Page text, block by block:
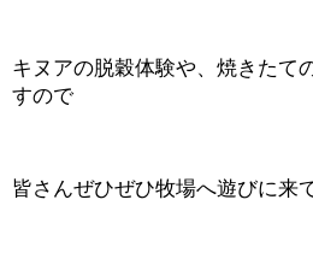
キヌアの脱穀体験や、焼きたて
すので
皆さんぜひぜひ牧場へ遊びに来